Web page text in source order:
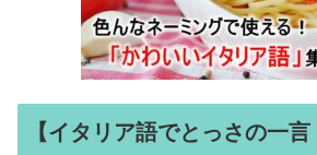
【イタリア語でとっさの一言